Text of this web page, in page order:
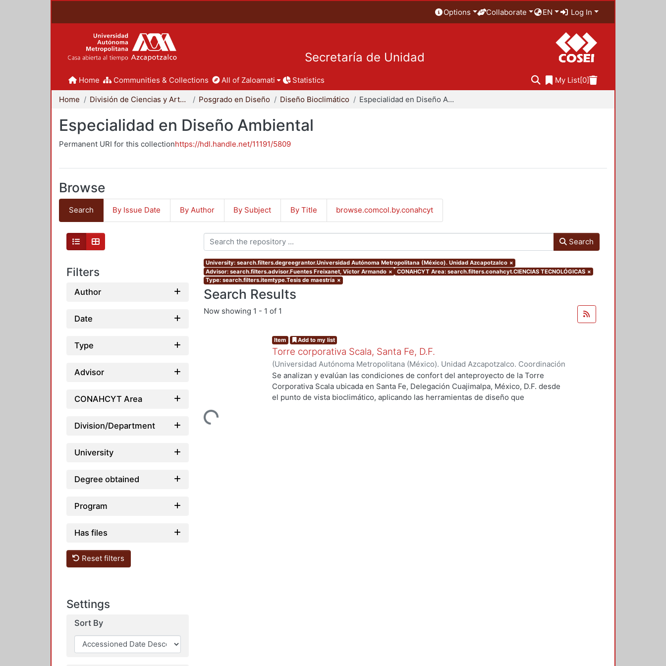
Options Collaborate EN Log In
Secretaría de Unidad
Home Communities & Collections All of Zaloamati Statistics My List[0]
Home División de Ciencias y Artes para el Diseño Posgrado en Diseño Diseño Bioclimático Especialidad en Diseño Ambiental
Especialidad en Diseño Ambiental
Permanent URI for this collectionhttps://hdl.handle.net/11191/5809
Browse
Search By Issue Date By Author By Subject By Title browse.comcol.by.conahcyt
Filters
Author
Date
Type
Advisor
CONAHCYT Area
Division/Department
University
Degree obtained
Program
Has files
Reset filters
Settings
Sort By
Search
University: search.filters.degreegrantor.Universidad Autónoma Metropolitana (México). Unidad Azcapotzalco ×
Advisor: search.filters.advisor.Fuentes Freixanet, Víctor Armando × CONAHCYT Area: search.filters.conahcyt.CIENCIAS TECNOLÓGICAS ×
Type: search.filters.itemtype.Tesis de maestría ×
Search Results
Now showing 1 - 1 of 1
Loading...
Item Add to my list
Torre corporativa Scala, Santa Fe, D.F.
(Universidad Autónoma Metropolitana (México). Unidad Azcapotzalco. Coordinación
de Servicios de Información.,1999)Corro Eguia, Guillermo Heriberto
Se analizan y evalúan las condiciones de confort del anteproyecto de la Torre
Corporativa Scala ubicada en Santa Fe, Delegación Cuajimalpa, México, D.F. desde
el punto de vista bioclimático, aplicando las herramientas de diseño que